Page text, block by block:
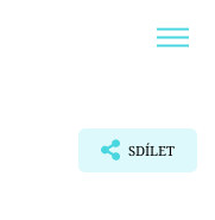
SDÍLET